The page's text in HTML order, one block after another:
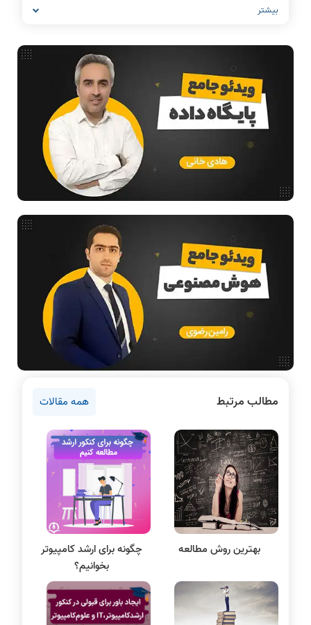
مشاغل رشته کامپیوتر
مدار منطقی
ساختمان داده
طراحی الگوریتم
هوش مصنوعی
فیلم حل سوال و تست
مقالات عمومی رشته کامپیوتر
ادامه تحصیل در رشته کامپیوتر
آمادگی برای کنکور
دانشگاه ها
اخبار آزمون ها
دروس مهندسی کامپیوتر
پایتون
سی شارپ
علم داده
مقاله نویسی
بلاکچین
پایگاه داده
سیستم عامل
نظریه زبانها
بیشتر
مطالب مرتبط همه مقالات
بهترین روش مطالعه
چگونه برای ارشد کامپیوتر
بخوانیم؟